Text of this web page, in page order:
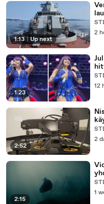
1:13 | Up next
2
1:23
12
2:52
2
2:15
1